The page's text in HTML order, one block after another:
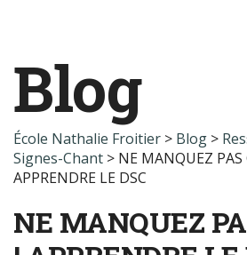
Blog
École Nathalie Froitier > Blog >
Signes-Chant > NE MANQUEZ PAS
APPRENDRE LE DSC
NE MANQUEZ